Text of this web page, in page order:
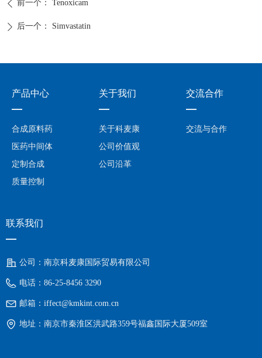
ꄴ 前一个： Tenoxicam
ꄲ 后一个： Simvastatin
联系我们
—
公司： 南京科麦康国际贸易有限公司
电话： 86-25-8456 3290
邮箱： iffect@kmkint.com.cn
地址： 南京市秦淮区洪武路359号福鑫国际大厦509室
合成原料药
医药中间体
定制合成
质量控制
产品中心
—
关于科麦康
公司价值观
公司沿革
关于我们
—
交流合作
—
交流与合作